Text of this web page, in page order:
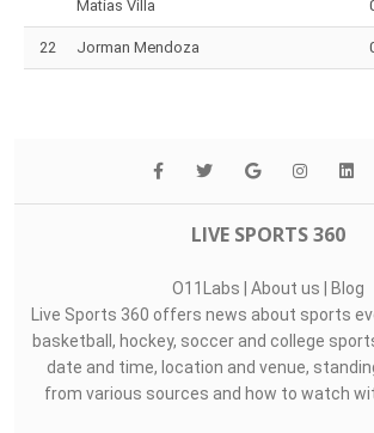
Matías Villa
22 Jorman Mendoza
LIVE SPORTS 360
O11Labs About us
Blog
Live Sports 360 offers news about sports
basketball, hockey, soccer and college
date and time, location and venue,
from various sources and how to watch